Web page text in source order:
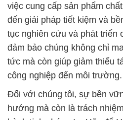
việc cung cấp sản phẩm
đến giải pháp tiết kiệm và
tục nghiên cứu và phát triển
đảm bảo chúng không chỉ
tức mà còn giúp giảm thiểu
công nghiệp đến môi trường.
Đối với chúng tôi, sự bền
hướng mà còn là trách